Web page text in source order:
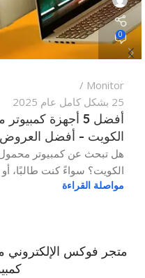
0
Monitor
25 بشكل كامل عام 2025
أفضل 5 أجهزة
الكويت - أفضل العروض
هل تبحث عن كمبيوتر
الكويت؟ سواءً كنت طالبًا،
مواصلة القراءة
متجر فوكس